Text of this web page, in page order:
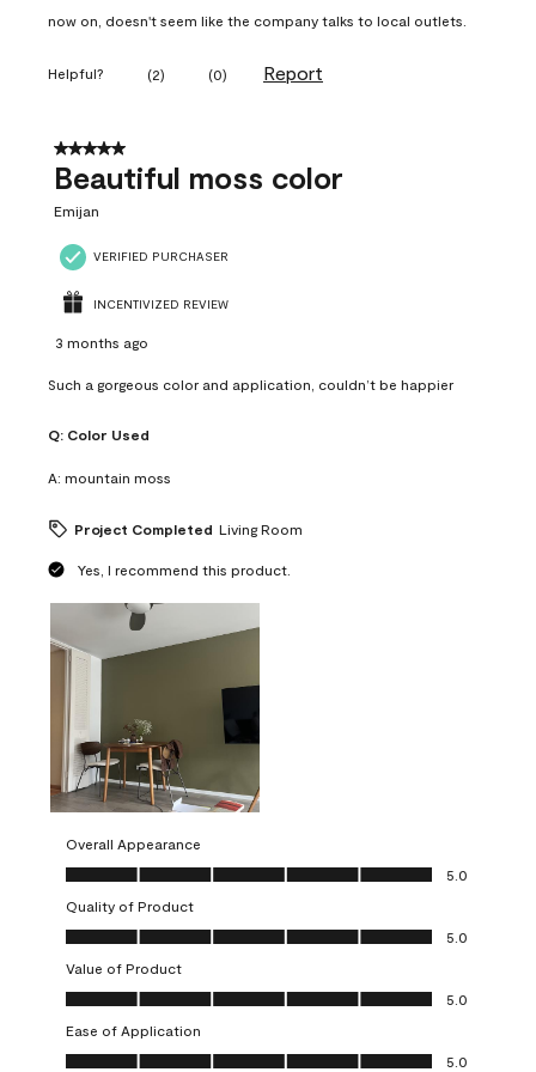
now on, doesn't seem like the company talks to local outlets.
Helpful? (2) (0) Report
5 out of 5 stars.
Beautiful moss color
Emijan
VERIFIED PURCHASER
INCENTIVIZED REVIEW
3 months ago
Such a gorgeous color and application, couldn’t be happier
Q: Color Used
A: mountain moss
Project Completed Living Room
Yes, I recommend this product.
Overall Appearance
Overall Appearance, 5.0 out of 5
5.0
Quality of Product
Quality of Product, 5.0 out of 5
5.0
Value of Product
Value of Product, 5.0 out of 5
5.0
Ease of Application
Ease of Application, 5.0 out of 5
5.0